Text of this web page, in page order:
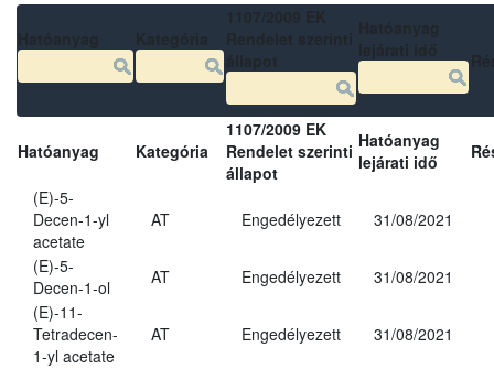
Hatóanyag Kategória
1107/2009 EK
Rendelet szerinti
állapot
Hatóanyag
lejárati idő
(E)-5-
Decen-1-yl
acetate
AT Engedélyezett 31/08/2021
(E)-5-
Decen-1-ol
AT Engedélyezett
31/08/2021
(E)-11-
Tetradecen-
1-yl acetate
AT Engedélyezett 31/08/2021